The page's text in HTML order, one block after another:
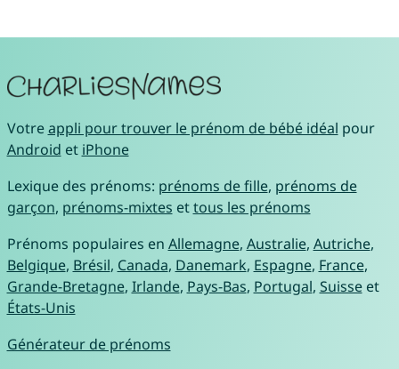
Votreappli pour trouver le prénom de bébé idéal pour
Android et iPhone
Lexique des prénoms: prénoms de fille, prénoms de
garçon, prénoms-mixtes ettous les prénoms
Prénoms populaires en Allemagne, Australie, Autriche,
Belgique, Brésil, Canada, Danemark, Espagne, France,
Grande-Bretagne, Irlande, Pays-Bas, Portugal, Suisseet
États-Unis
Générateur de prénoms